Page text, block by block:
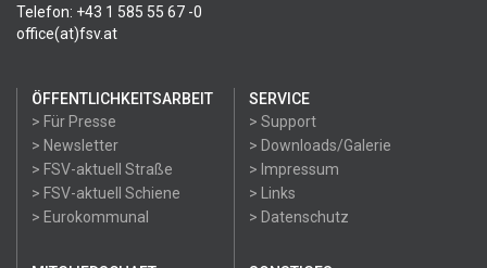
Telefon: +43 1 585 55 67 -0
office(at)fsv.at
ÖFFENTLICHKEITSARBEIT
> Für Presse
> Newsletter
> FSV-aktuell Straße
> FSV-aktuell Schiene
> Eurokommunal
SERVICE
> Support
> Downloads/Galerie
> Impressum
> Links
> Datenschutz